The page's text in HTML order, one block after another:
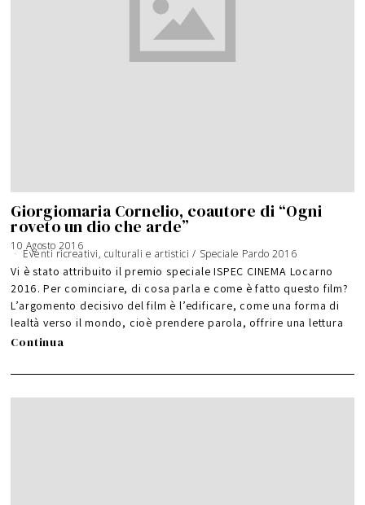
Giorgiomaria Cornelio, coautore di “Ogni
roveto un dio che arde”
10 Agosto 2016
Eventi ricreativi, culturali e artistici / Speciale Pardo 2016
Vi è stato attribuito il premio speciale ISPEC CINEMA Locarno
2016. Per cominciare, di cosa parla e come è fatto questo film?
L’argomento decisivo del film è l’edificare, come una forma di
lealtà verso il mondo, cioè prendere parola, offrire una lettura
Continua